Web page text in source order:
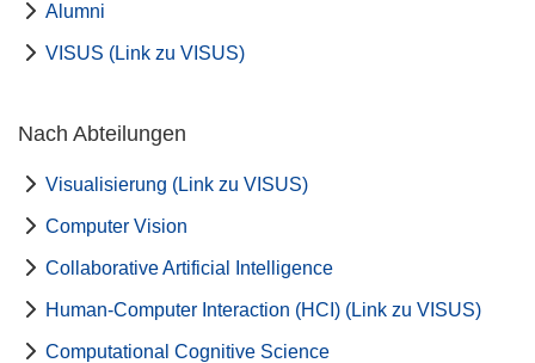
Alumni
VISUS (Link zu VISUS)
Nach Abteilungen
Visualisierung (Link zu VISUS)
Computer Vision
Collaborative Artificial Intelligence
Human-Computer Interaction (HCI) (Link zu VISUS)
Computational Cognitive Science